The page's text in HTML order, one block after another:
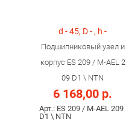
d - 45, D - , h -
Подшипниковый узел и
корпус ES 209 / M-AEL 2
09 D1 \ NTN
6 168,00 р.
Арт.: ES 209 / M-AEL 209
D1 \ NTN